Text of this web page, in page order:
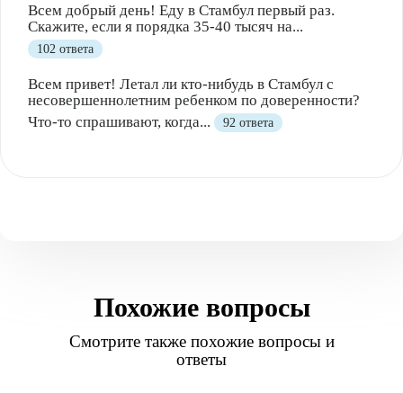
Всем добрый день! Еду в Стамбул первый раз.
Скажите, если я порядка 35-40 тысяч на...
102 ответа
Всем привет! Летал ли кто-нибудь в Стамбул с
несовершеннолетним ребенком по доверенности?
Что-то спрашивают, когда...
92 ответа
Похожие вопросы
Смотрите также похожие вопросы и
ответы